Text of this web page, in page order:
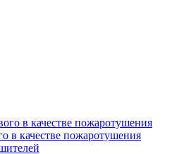
в качестве пожаротушения